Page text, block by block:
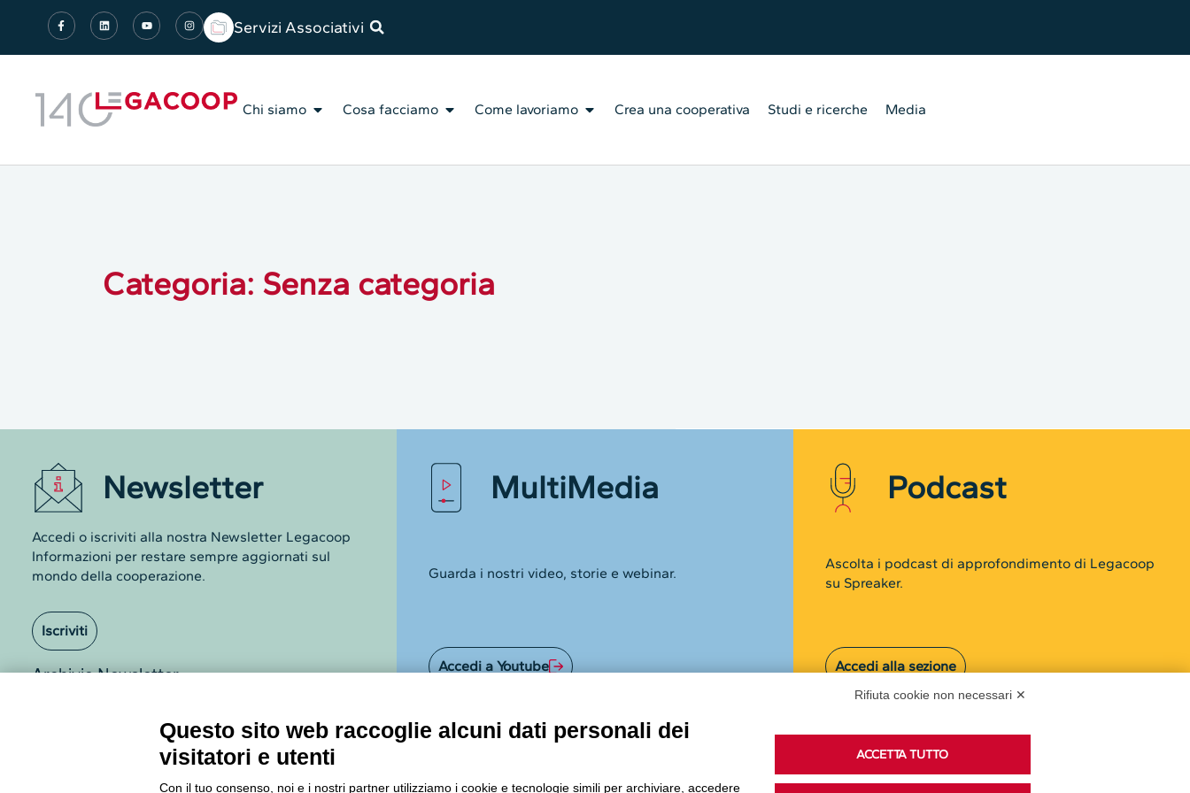
Servizi Associativi
Chi siamo Cosa facciamo Come lavoriamo Crea una cooperativa Studi e ricerche Media
Categoria: Senza categoria
Newsletter
Accedi o iscriviti alla nostra Newsletter Legacoop
Informazioni per restare sempre aggiornati sul
mondo della cooperazione.
Iscriviti
Archivio Newsletter
MultiMedia
Guarda i nostri video, storie e webinar.
Accedi a Youtube
Podcast
Ascolta i podcast di approfondimento di Legacoop
su Spreaker.
Accedi alla sezione
Rifiuta cookie non necessari ✕
Questo sito web raccoglie alcuni dati personali dei
visitatori e utenti
Con il tuo consenso, noi e i nostri partner utilizziamo i cookie e tecnologie simili per archiviare, accedere
ACCETTA TUTTO